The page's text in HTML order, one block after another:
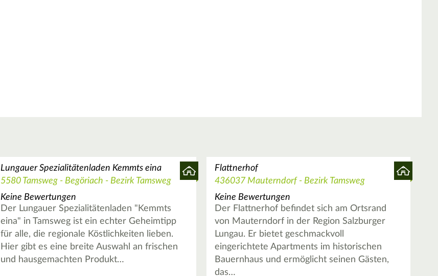
Lungauer Spezialitätenladen Kemmts eina
5580 Tamsweg - Begöriach - Bezirk Tamsweg
Keine Bewertungen
Der Lungauer Spezialitätenladen "Kemmts
eina" in Tamsweg ist ein echter Geheimtipp
für alle, die regionale Köstlichkeiten lieben.
Hier gibt es eine breite Auswahl an frischen
und hausgemachten Produkt…
Flattnerhof
436037 Mauterndorf - Bezirk Tamsweg
Keine Bewertungen
Der Flattnerhof befindet sich am Ortsrand
von Mauterndorf in der Region Salzburger
Lungau. Er bietet geschmackvoll
eingerichtete Apartments im historischen
Bauernhaus und ermöglicht seinen Gästen,
das…